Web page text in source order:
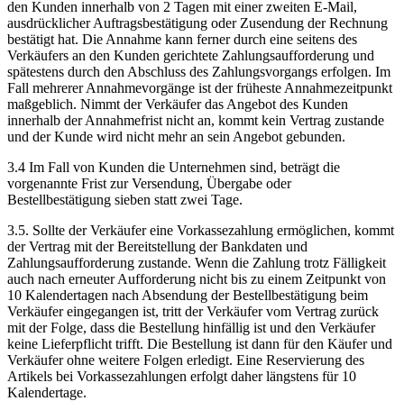
den Kunden innerhalb von 2 Tagen mit einer zweiten E-Mail,
ausdrücklicher Auftragsbestätigung oder Zusendung der Rechnung
bestätigt hat. Die Annahme kann ferner durch eine seitens des
Verkäufers an den Kunden gerichtete Zahlungsaufforderung und
spätestens durch den Abschluss des Zahlungsvorgangs erfolgen. Im
Fall mehrerer Annahmevorgänge ist der früheste Annahmezeitpunkt
maßgeblich. Nimmt der Verkäufer das Angebot des Kunden
innerhalb der Annahmefrist nicht an, kommt kein Vertrag zustande
und der Kunde wird nicht mehr an sein Angebot gebunden.
3.4 Im Fall von Kunden die Unternehmen sind, beträgt die
vorgenannte Frist zur Versendung, Übergabe oder
Bestellbestätigung sieben statt zwei Tage.
3.5. Sollte der Verkäufer eine Vorkassezahlung ermöglichen, kommt
der Vertrag mit der Bereitstellung der Bankdaten und
Zahlungsaufforderung zustande. Wenn die Zahlung trotz Fälligkeit
auch nach erneuter Aufforderung nicht bis zu einem Zeitpunkt von
10 Kalendertagen nach Absendung der Bestellbestätigung beim
Verkäufer eingegangen ist, tritt der Verkäufer vom Vertrag zurück
mit der Folge, dass die Bestellung hinfällig ist und den Verkäufer
keine Lieferpflicht trifft. Die Bestellung ist dann für den Käufer und
Verkäufer ohne weitere Folgen erledigt. Eine Reservierung des
Artikels bei Vorkassezahlungen erfolgt daher längstens für 10
Kalendertage.